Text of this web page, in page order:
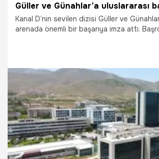
Güller ve Günahlar’a uluslararası
Kanal D’nin sevilen dizisi Güller ve
arenada önemli bir başarıya imza attı.
sahibi oldu.
6.07.2026 Magazin